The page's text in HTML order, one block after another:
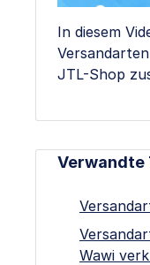
In diesem
JTL-Shop
Verwandte
Wawi